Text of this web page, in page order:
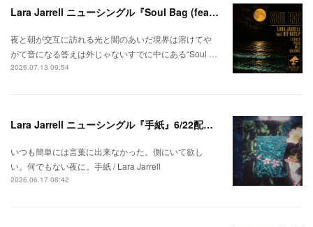
Lara Jarrell ニューシングル『Soul Bag (feat. Def Nuts.p)』配信スタート！
夜と朝が交互に訪れる光と闇のあいだ境界は溶けてや
がて音になる答えは外じゃないすでに中にある“Soul …
2026.07.13 09:54
Lara Jarrell ニューシングル『手紙』6/22配信スタート！
いつも簡単には言葉に出来なかった。側にいて欲し
い。何でもない夜に。手紙 / Lara Jarrell
2026.06.17 08:42